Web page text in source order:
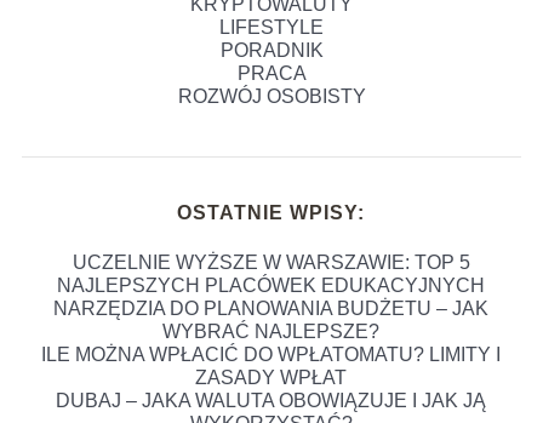
KRYPTOWALUTY
LIFESTYLE
PORADNIK
PRACA
ROZWÓJ OSOBISTY
OSTATNIE WPISY:
UCZELNIE WYŻSZE W WARSZAWIE: TOP 5
NAJLEPSZYCH PLACÓWEK EDUKACYJNYCH
NARZĘDZIA DO PLANOWANIA BUDŻETU – JAK
WYBRAĆ NAJLEPSZE?
ILE MOŻNA WPŁACIĆ DO WPŁATOMATU? LIMITY I
ZASADY WPŁAT
DUBAJ – JAKA WALUTA OBOWIĄZUJE I JAK JĄ